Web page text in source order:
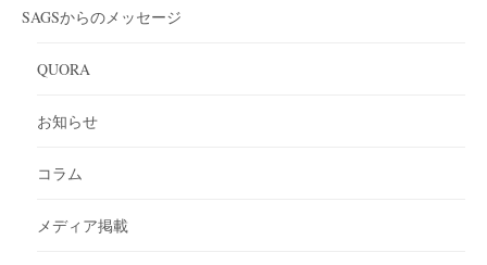
SAGSからのメッセージ
QUORA
お知らせ
コラム
メディア掲載